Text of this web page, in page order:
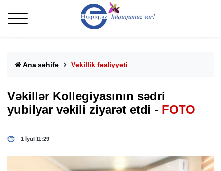
Ana səhifə Vəkillik fəaliyyəti
Vəkillər Kollegiyasının sədri
yubilyar vəkili ziyarət etdi - FOTO
1 İyul 11:29